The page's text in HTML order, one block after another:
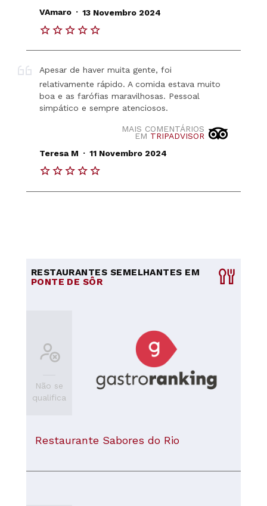
VAmaro . 13 Novembro 2024
Apesar de haver muita gente, foi
relativamente rápido. A comida estava muito
boa e as farófias maravilhosas. Pessoal
simpático e sempre atenciosos.
MAIS COMENTÁRIOS
EM TRIPADVISOR
Teresa M . 11 Novembro 2024
RESTAURANTES SEMELHANTES EM
PONTE DE SÔR
Não se
qualifica
Restaurante Sabores do Rio